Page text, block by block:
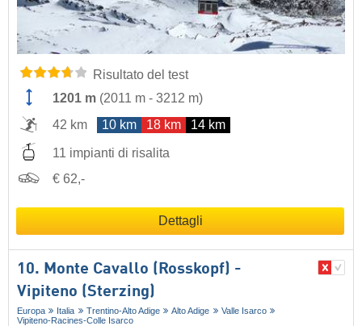
Risultato del test
1201 m (2011 m - 3212 m)
42 km
10 km 18 km 14 km
11 impianti di risalita
€ 62,-
Dettagli
10. Monte Cavallo (Rosskopf) -
Vipiteno (Sterzing)
Europa Italia Trentino-Alto Adige Alto Adige
Valle Isarco
Vipiteno-Racines-Colle Isarco